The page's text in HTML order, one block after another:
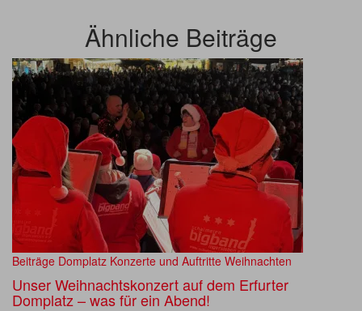
Ähnliche Beiträge
Beiträge Domplatz Konzerte und Auftritte Weihnachten
Unser Weihnachtskonzert auf dem Erfurter
Domplatz – was für ein Abend!